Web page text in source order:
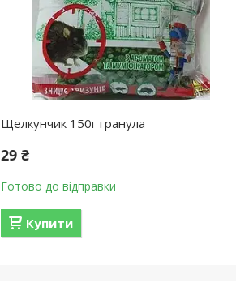
Щелкунчик 150г гранула
29 ₴
Готово до відправки
Купити